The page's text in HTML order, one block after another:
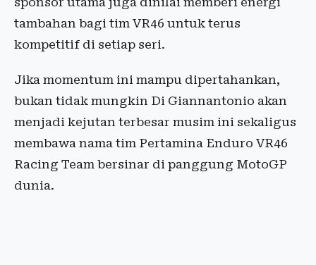
tambahan bagi tim VR46 untuk terus
kompetitif di setiap seri.
Jika momentum ini mampu dipertahankan,
bukan tidak mungkin Di Giannantonio akan
menjadi kejutan terbesar musim ini sekaligus
membawa nama tim Pertamina Enduro VR46
Racing Team bersinar di panggung MotoGP
dunia.